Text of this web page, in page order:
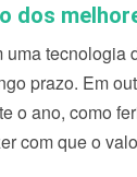
dos
uma tecnologia
prazo. Em
o ano, como
com que o